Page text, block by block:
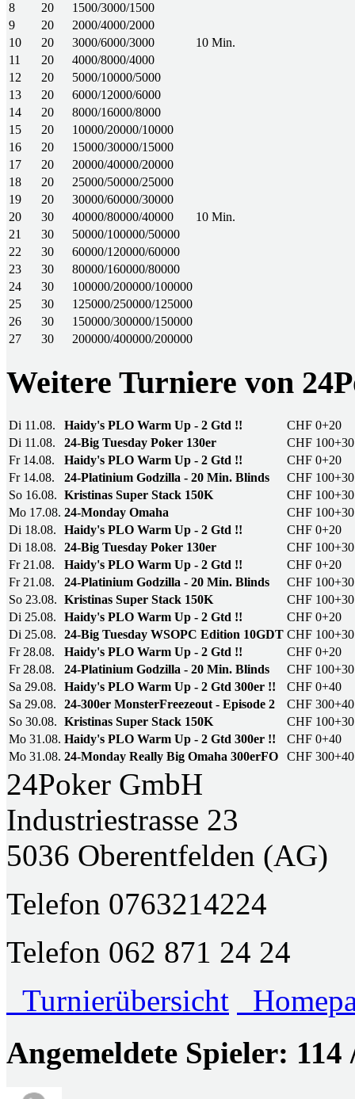
8
20
1500/3000/1500
9
20
2000/4000/2000
10
20 3000/6000/3000
10 Min.
11
20
4000/8000/4000
12
20
5000/10000/5000
13
20
6000/12000/6000
14
20
8000/16000/8000
15
20
10000/20000/10000
16
20
15000/30000/15000
17
20
20000/40000/20000
18
20
25000/50000/25000
19
20
30000/60000/30000
20
30 40000/80000/40000
10 Min.
21
30
50000/100000/50000
22
30
60000/120000/60000
23
30
80000/160000/80000
24
30
100000/200000/100000
25
30
125000/250000/125000
26
30
150000/300000/150000
27
30 200000/400000/200000
Weitere Turniere von
Di 11.08. Haidy's PLO Warm Up - 2 Gtd !!
CHF 0+20
Di 11.08.
24-Big Tuesday Poker 130er
CHF 100+30
Fr 14.08.
Haidy's PLO Warm Up - 2 Gtd !!
CHF 0+20
Fr 14.08.
24-Platinium Godzilla - 20 Min. Blinds
CHF 100+30
So 16.08. Kristinas Super Stack 150K
CHF 100+30
Mo 17.08. 24-Monday Omaha
CHF 100+30
Di 18.08.
Haidy's PLO Warm Up - 2 Gtd !!
CHF 0+20
Di 18.08.
24-Big Tuesday Poker 130er
CHF 100+30
Fr 21.08.
Haidy's PLO Warm Up - 2 Gtd !!
CHF 0+20
Fr 21.08.
24-Platinium Godzilla - 20 Min. Blinds
CHF 100+30
So 23.08. Kristinas Super Stack 150K
CHF 100+30
Di 25.08.
Haidy's PLO Warm Up - 2 Gtd !!
CHF 0+20
Di 25.08.
24-Big Tuesday WSOPC Edition 10GDT CHF 100+30
Fr 28.08.
Haidy's PLO Warm Up - 2 Gtd !!
CHF 0+20
Fr 28.08.
24-Platinium Godzilla - 20 Min. Blinds
CHF 100+30
Sa 29.08.
Haidy's PLO Warm Up - 2 Gtd 300er !!
CHF 0+40
Sa 29.08.
24-300er MonsterFreezeout - Episode 2
CHF 300+40
So 30.08. Kristinas Super Stack 150K
CHF 100+30
Mo 31.08. Haidy's PLO Warm Up - 2 Gtd 300er !!
CHF 0+40
Mo 31.08. 24-Monday Really Big Omaha 300erFO CHF 300+40
24Poker GmbH
Industriestrasse 23
5036 Oberentfelden (AG)
Telefon 0763214224
Telefon 062 871 24 24
Turnierübersicht
Angemeldete Spieler: 114